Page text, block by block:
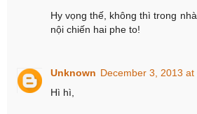
Hy vọng thế, không thì trong
nội chiến hai phe to!
Unknown December 3, 2013 at
Hì hì,